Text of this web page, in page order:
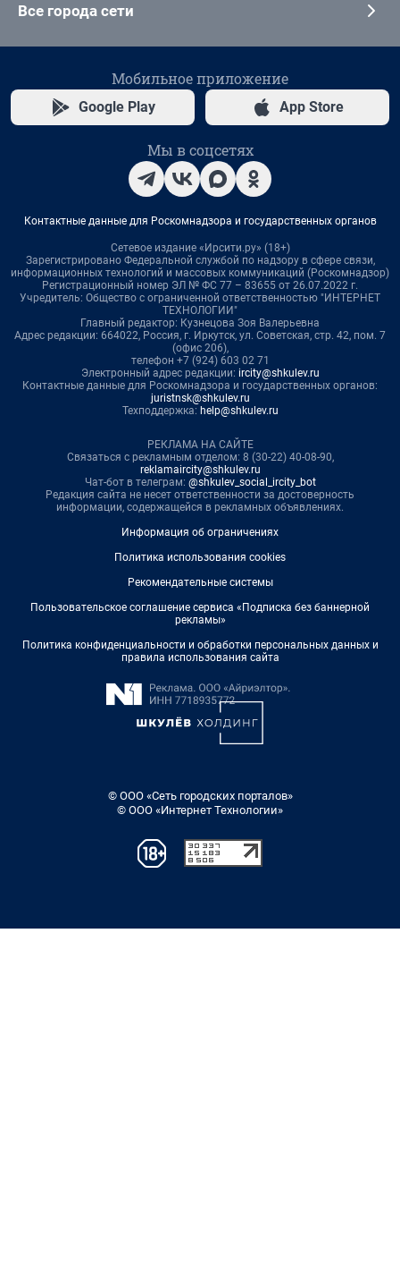
Все города сети
Мобильное приложение
Google Play App Store
Мы в соцсетях
Контактные данные для Роскомнадзора и государственных органов
Сетевое издание «Ирсити.ру» (18+)
Зарегистрировано Федеральной службой по надзору в сфере связи,
информационных технологий и массовых коммуникаций (Роскомнадзор)
Регистрационный номер ЭЛ № ФС 77 – 83655 от 26.07.2022 г.
Учредитель: Общество с ограниченной ответственностью "ИНТЕРНЕТ
ТЕХНОЛОГИИ"
Главный редактор: Кузнецова Зоя Валерьевна
Адрес редакции: 664022, Россия, г. Иркутск, ул. Советская, стр. 42, пом. 7
(офис 206),
телефон +7 (924) 603 02 71
Электронный адрес редакции: ircity@shkulev.ru
Контактные данные для Роскомнадзора и государственных органов:
juristnsk@shkulev.ru
Техподдержка: help@shkulev.ru
РЕКЛАМА НА САЙТЕ
Связаться с рекламным отделом: 8 (30-22) 40-08-90,
reklamaircity@shkulev.ru
Чат-бот в телеграм: @shkulev_social_ircity_bot
Редакция сайта не несет ответственности за достоверность
информации, содержащейся в рекламных объявлениях.
Информация об ограничениях
Политика использования cookies
Рекомендательные системы
Пользовательское соглашение сервиса «Подписка без баннерной
рекламы»
Политика конфиденциальности и обработки персональных данных и
правила использования сайта
© ООО «Сеть городских порталов»
© ООО «Интернет Технологии»